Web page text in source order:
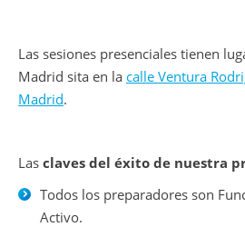
Las sesiones presenciales tienen
Madrid sita en la calle Ventura
Madrid.
Las claves del éxito de nuestra
Todos los preparadores son
Activo.